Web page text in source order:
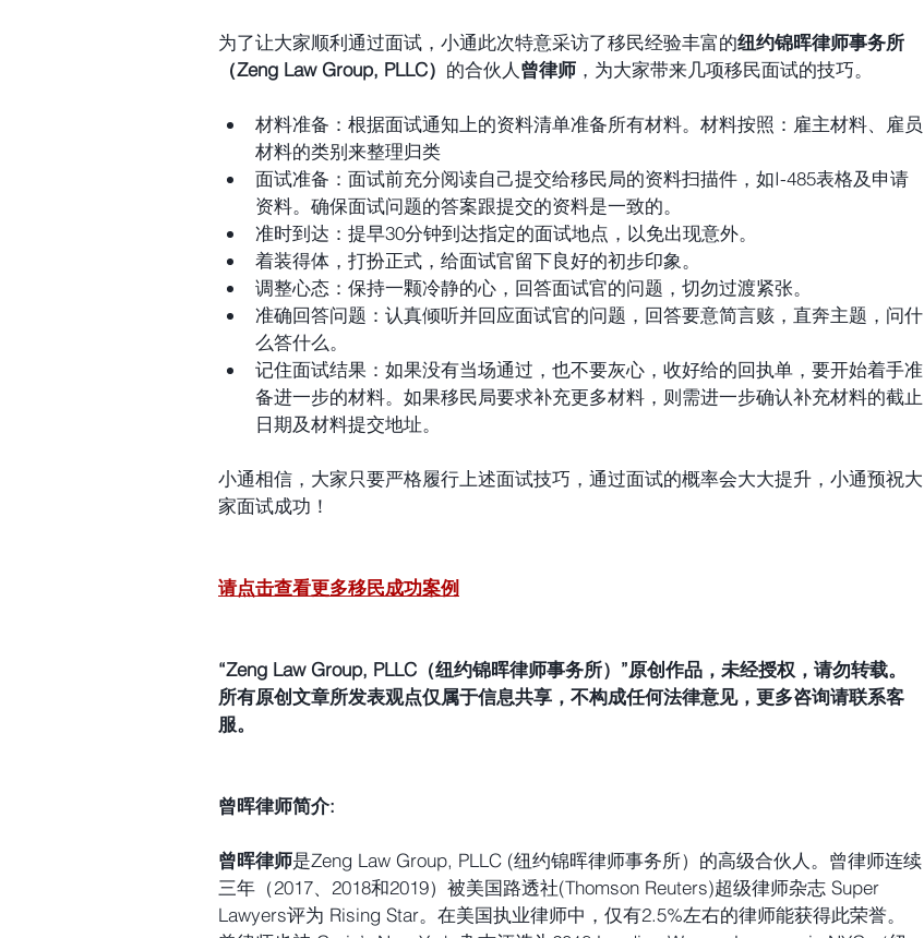
为了让大家顺利通过面试，小通此次特意采访了移民经验丰富的纽约锦晖律师事务所
（Zeng Law Group, PLLC） 的合伙人 曾律师 ， 为大家带来几项移民面试的技巧。
材料准备：根据面试通知上的资料清单准备所有材料。材料按照：雇主材料、雇员
材料的类别来整理归类
面试准备：面试前充分阅读自己提交给移民局的资料扫描件，如I-485表格及申请
资料。确保面试问题的答案跟提交的资料是一致的。
准时到达：提早30分钟到达指定的面试地点，以免出现意外。
着装得体，打扮正式，给面试官留下良好的初步印象。
调整心态：保持一颗冷静的心，回答面试官的问题，切勿过渡紧张。
准确回答问题：认真倾听并回应面试官的问题，回答要意简言赅，直奔主题，问什
么答什么。
记住面试结果：如果没有当场通过，也不要灰心，收好给的回执单，要开始着手准
备进一步的材料。如果移民局要求补充更多材料，则需进一步确认补充材料的截止
日期及材料提交地址。
小通相信，大家只要严格履行上述面试技巧，通过面试的概率会大大提升，小通预祝大
家面试成功！
请点击查看更多移民成功案例
“Zeng Law Group, PLLC（纽约锦晖律师事务所）”原创作品，未经授权，请勿转载。
所有原创文章所发表观点仅属于信息共享，不构成任何法律意见，更多咨询请联系客
服。
曾晖律师简介:
曾晖律师是Zeng Law Group, PLLC (纽约锦晖律师事务所）的高级合伙人。曾律师连续
三年（2017、2018和2019）被美国路透社(Thomson Reuters)超级律师杂志 Super
Lawyers评为 Rising Star。在美国执业律师中，仅有2.5%左右的律师能获得此荣誉。